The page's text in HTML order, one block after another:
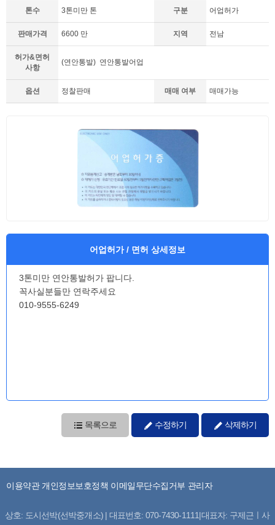
톤수 3톤미만 톤 구분 어업허가
판매가격 6600 만 지역 전남
허가&면허
사항
(연안통발) 연안통발어업
옵션 정찰판매 매매 여부 매매가능
어업허가 / 면허 상세정보
3톤미만 연안통발허가 팝니다.
꼭사실분들만 연락주세요
010-9555-6249
목록으로 수정하기 삭제하기
이용약관 개인정보보호정책 이메일무단수집거부 관리자
상호: 도시선박(선박중개소) | 대표번호: 070-7430-1111|대표자: 구제근ㅣ사